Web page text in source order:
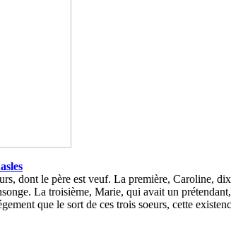
dont le père est veuf. La première, Caroline,
La troisième, Marie, qui avait un
que le sort de ces trois soeurs, cette